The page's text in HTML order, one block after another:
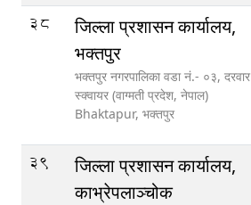
38
जिल्ला प्रशासन कार्यालय,
भक्तपुर
भक्तपुर नगरपालिका वडा नं.- ०३, दरवार
स्क्वायर (वाग्मती प्रदेश, नेपाल)
Bhaktapur, भक्तपुर
39
जिल्ला प्रशासन कार्यालय,
काभ्रेपलाञ्‍चोक